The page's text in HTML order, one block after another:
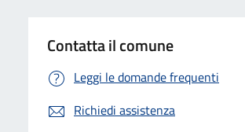
Contatta il comune
Leggi le domande frequenti
Richiedi assistenza